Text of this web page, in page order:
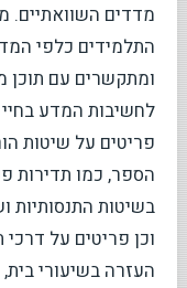
התלמידים כלפי
ומתקשרים עם תוכן
לחשיבות המדע בחיי
פריטים על שיטות
הספר, כמו תדירות
בשיטות התנסותיות
וכן פריטים על
העזרה בשיעורי